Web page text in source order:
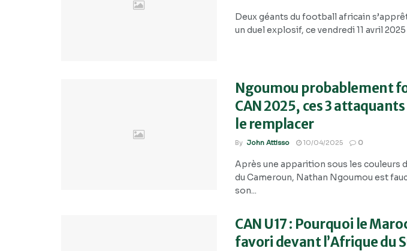
Deux géants du football africain
un duel explosif, ce vendredi 11 avril 2025
Ngoumou probablement
CAN 2025, ces 3
le remplacer
By John Attisso 10/04/2025 0
Après une apparition sous les couleurs
du Cameroun, Nathan Ngoumou est
son...
CAN U17 : Pourquoi le
favori devant l’Afrique du